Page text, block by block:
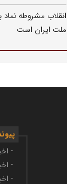
انقلاب مشروطه نماد
ملت ایران است
-
-
-